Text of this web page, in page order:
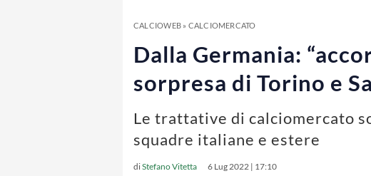
CALCIOWEB» CALCIOMERCATO
Dalla Germania:
sorpresa di Torino e
Le trattative di calciomercato
squadre italiane e estere
diStefano Vitetta 6 Lug 2022 | 17:10